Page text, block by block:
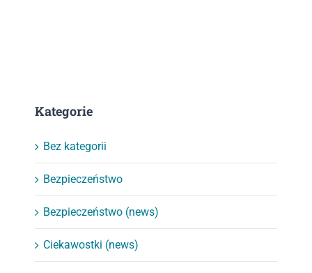
Kategorie
Bez kategorii
Bezpieczeństwo
Bezpieczeństwo (news)
Ciekawostki (news)